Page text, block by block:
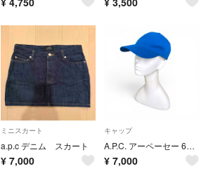
ミニスカート
a.p.c デニム スカート
¥ 7,000
キャップ
A.P.C. アーペーセー 6PANEL CAP サイドロゴ CASQUETTE CHARLIE
¥ 7,000